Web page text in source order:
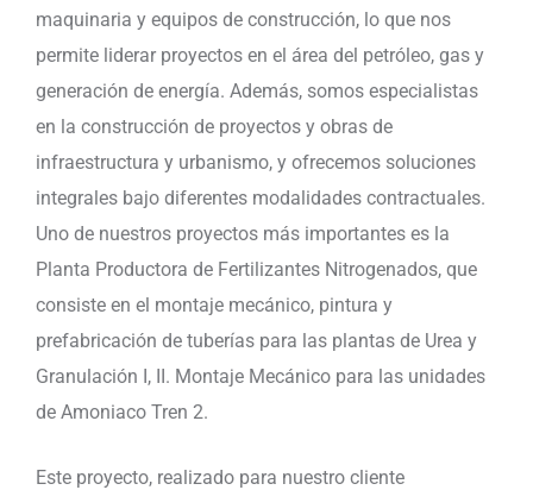
maquinaria y equipos de construcción, lo que nos
permite liderar proyectos en el área del petróleo, gas y
generación de energía. Además, somos especialistas
en la construcción de proyectos y obras de
infraestructura y urbanismo, y ofrecemos soluciones
integrales bajo diferentes modalidades contractuales.
Uno de nuestros proyectos más importantes es la
Planta Productora de Fertilizantes Nitrogenados, que
consiste en el montaje mecánico, pintura y
prefabricación de tuberías para las plantas de Urea y
Granulación I, II. Montaje Mecánico para las unidades
de Amoniaco Tren 2.
Este proyecto, realizado para nuestro cliente